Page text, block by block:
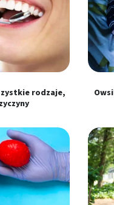
rodzaje,
do wyboru treści
aktywnie żądanych